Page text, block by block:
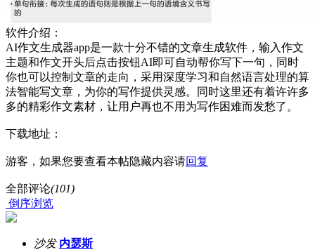
软件介绍：
AI作文生成器app是一款十分不错的文章生成软件，输入作文
主题和作文开头后点击按钮AI即可自动帮你写下一句，同时
你也可以控制文章的走向，采用深度学习和自然语言处理的算
法智能写文章，为你的写作提供灵感。同时这里还有着许许多
多的精彩作文素材，让用户再也不用为写作困难而发愁了。
下载地址：
游客，如果您要查看本帖隐藏内容请回复
全部评论(101)
倒序浏览
沙发 内瑟斯